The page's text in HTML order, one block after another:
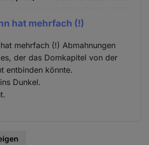
hat mehrfach (!)
mehrfach (!) Abmahnungen
der das Domkapitel von der
entbinden könnte.
Dunkel.